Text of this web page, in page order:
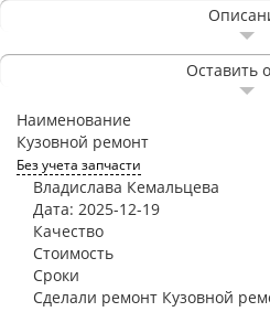
Оставить
Наименование
Кузовной ремонт
Без учета запчасти
Владислава Кемальцева
Дата: 2025-12-19
Качество
Стоимость
Сроки
Сделали ремонт Кузовной